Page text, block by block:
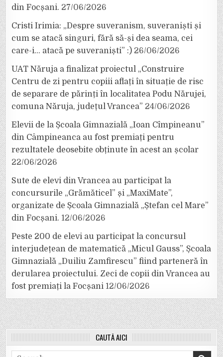
din Focșani. 27/06/2026
Cristi Irimia: „Despre suveranism, suveraniști și
cum se atacă singuri, fără să-și dea seama, cei
care-i… atacă pe suveraniști” :) 26/06/2026
UAT Năruja a finalizat proiectul „Construire
Centru de zi pentru copiii aflați în situație de risc
de separare de părinți în localitatea Podu Nărujei,
comuna Năruja, județul Vrancea” 24/06/2026
Elevii de la Școala Gimnazială „Ioan Cîmpineanu”
din Câmpineanca au fost premiați pentru
rezultatele deosebite obținute în acest an școlar
22/06/2026
Sute de elevi din Vrancea au participat la
concursurile „Grămăticel” și „MaxiMate”,
organizate de Școala Gimnazială „Ștefan cel Mare”
din Focșani. 12/06/2026
Peste 200 de elevi au participat la concursul
interjudețean de matematică „Micul Gauss”, Școala
Gimnazială „Duiliu Zamfirescu” fiind parteneră în
derularea proiectului. Zeci de copii din Vrancea au
fost premiați la Focșani 12/06/2026
CAUTĂ AICI